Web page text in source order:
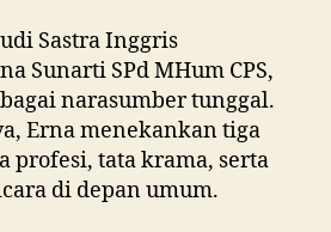
Sastra Inggris
Sunarti SPd MHum CPS,
narasumber tunggal.
Erna menekankan tiga
profesi, tata krama, serta
di depan umum.